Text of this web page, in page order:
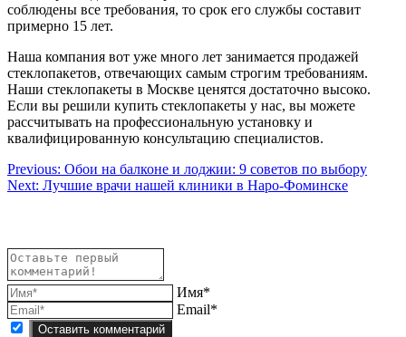
соблюдены все требования, то срок его службы составит
примерно 15 лет.
Наша компания вот уже много лет занимается продажей
стеклопакетов, отвечающих самым строгим требованиям.
Наши стеклопакеты в Москве ценятся достаточно высоко.
Если вы решили купить стеклопакеты у нас, вы можете
рассчитывать на профессиональную установку и
квалифицированную консультацию специалистов.
Навигация
по
Previous: Обои на балконе и лоджии: 9 советов по выбору
Next: Лучшие врачи нашей клиники в Наро-Фоминске
Имя*
Email*